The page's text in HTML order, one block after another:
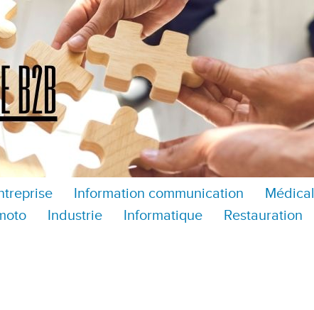
Information communication Médical
Industrie Informatique Restauration